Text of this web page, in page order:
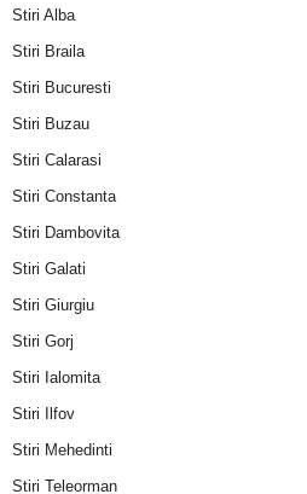
Stiri Alba
Stiri Braila
Stiri Bucuresti
Stiri Buzau
Stiri Calarasi
Stiri Constanta
Stiri Dambovita
Stiri Galati
Stiri Giurgiu
Stiri Gorj
Stiri Ialomita
Stiri Ilfov
Stiri Mehedinti
Stiri Teleorman